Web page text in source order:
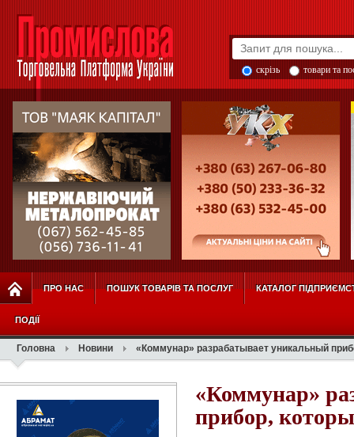
скрізь товари та
ПРО НАС ПОШУК ТОВАРІВ ТА ПОСЛУГ КАТАЛОГ
ПОДІЇ
Головна Новини «Коммунар» разрабатывает уникальный
«Коммунар»
прибор,